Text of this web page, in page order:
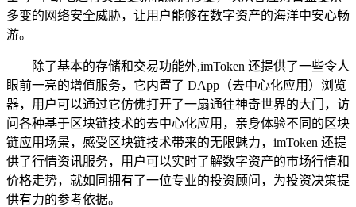
多变的网络安全威胁，让用户能够在数字资产的海洋中安心畅
游。
除了基本的存储和交易功能外,imToken 还提供了一些令人
眼前一亮的增值服务，它内置了 DApp（去中心化应用）浏览
器，用户可以通过它仿佛打开了一扇通往神奇世界的大门，访
问各种基于区块链技术的去中心化应用，亲身体验不同的区块
链应用场景，感受区块链技术带来的无限魅力，imToken 还提
供了行情资讯服务，用户可以实时了解数字资产的市场行情和
价格走势，就如同拥有了一位专业的投资顾问，为投资决策提
供有力的参考依据。